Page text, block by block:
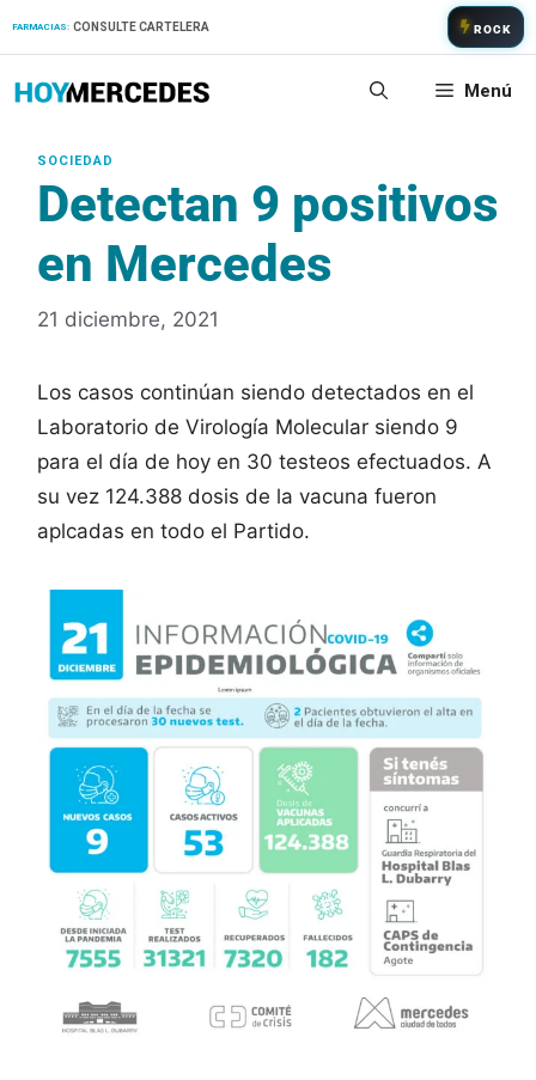
FARMACIAS: CONSULTE CARTELERA ROCK
Menú
Detectan 9 positivos
en Mercedes
21 diciembre, 2021
Los casos continúan siendo detectados en el
Laboratorio de Virología Molecular siendo 9
para el día de hoy en 30 testeos efectuados. A
su vez 124.388 dosis de la vacuna fueron
aplcadas en todo el Partido.